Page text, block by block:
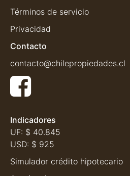
Términos de servicio
Privacidad
Contacto
contacto@chilepropiedades.cl
Indicadores
UF: $ 40.845
USD: $ 925
Simulador crédito hipotecario